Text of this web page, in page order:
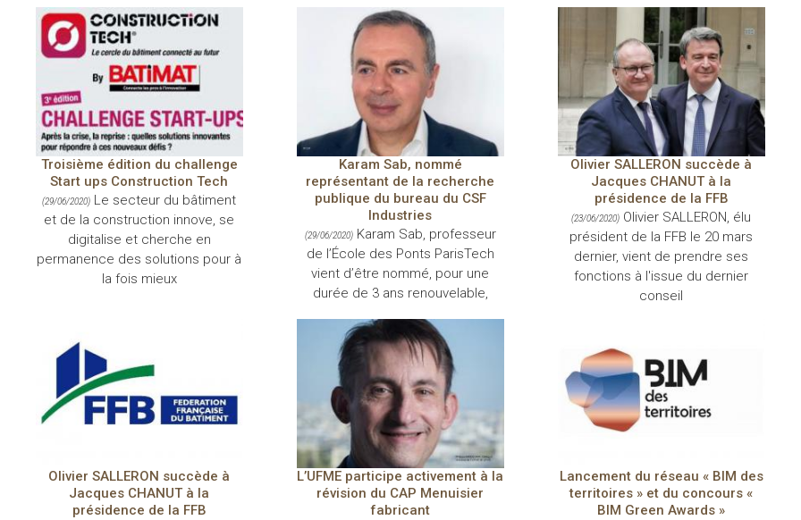
Troisième édition du challenge
Start ups Construction Tech
(29/06/2020) Le secteur du bâtiment
et de la construction innove, se
digitalise et cherche en
permanence des solutions pour à
la fois mieux
Karam Sab, nommé
représentant de la recherche
publique du bureau du CSF
Industries
(29/06/2020)Karam Sab, professeur
de l’École des Ponts ParisTech
vient d’être nommé, pour une
durée de 3 ans renouvelable,
Olivier SALLERON succède à
Jacques CHANUT à la
présidence de la FFB
(23/06/2020) Olivier SALLERON, élu
président de la FFB le 20 mars
dernier, vient de prendre ses
fonctions à l'issue du dernier
conseil
Olivier SALLERON succède à
Jacques CHANUT à la
présidence de la FFB
L’UFME participe activement à la
révision du CAP Menuisier
fabricant
Lancement du réseau « BIM des
territoires » et du concours «
BIM Green Awards »